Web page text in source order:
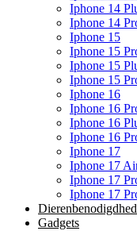
Iphone 14
Iphone 14
Iphone 15
Iphone 15
Iphone 15
Iphone 15
Iphone 16
Iphone 16
Iphone 16
Iphone 16
Iphone 17
Iphone 17
Iphone 17
Iphone 17
Gadgets